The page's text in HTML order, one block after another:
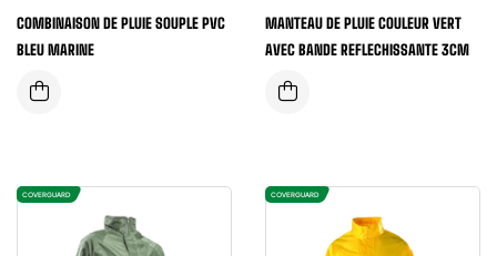
COMBINAISON DE PLUIE SOUPLE PVC
BLEU MARINE
MANTEAU DE PLUIE COULEUR VERT
AVEC BANDE REFLECHISSANTE 3CM
COVERGUARD COVERGUARD